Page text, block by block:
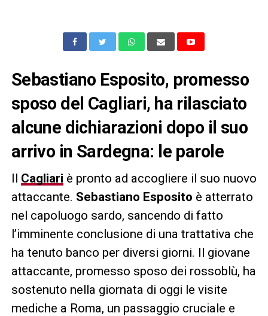
Sebastiano Esposito, promesso
sposo del Cagliari, ha rilasciato
alcune dichiarazioni dopo il suo
arrivo in Sardegna: le parole
Il Cagliari è pronto ad accogliere il suo nuovo
attaccante. Sebastiano Esposito è atterrato
nel capoluogo sardo, sancendo di fatto
l’imminente conclusione di una trattativa che
ha tenuto banco per diversi giorni. Il giovane
attaccante, promesso sposo dei rossoblù, ha
sostenuto nella giornata di oggi le visite
mediche a Roma, un passaggio cruciale e